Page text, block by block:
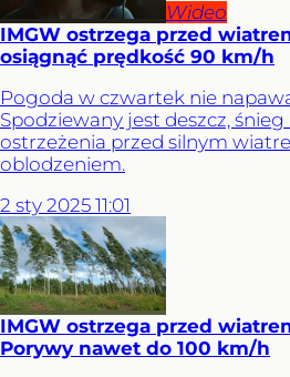
Wideo
IMGW ostrzega przed
osiągnąć prędkość 90 km/h
Pogoda w czwartek nie
Spodziewany jest deszcz, śnieg
ostrzeżenia przed silnym
oblodzeniem.
2 sty 2025 11:01
IMGW ostrzega przed
Porywy nawet do 100 km/h